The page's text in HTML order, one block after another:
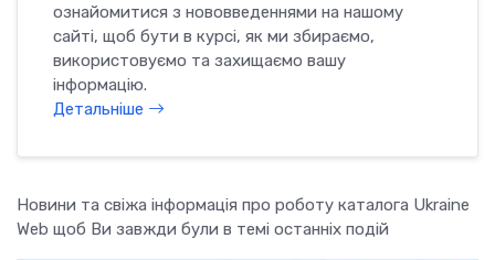
ознайомитися з нововведеннями на нашому
сайті, щоб бути в курсі, як ми збираємо,
використовуємо та захищаємо вашу
інформацію.
Детальніше
Новини та свіжа інформація про роботу каталога Ukraine
Web щоб Ви завжди були в темі останніх подій